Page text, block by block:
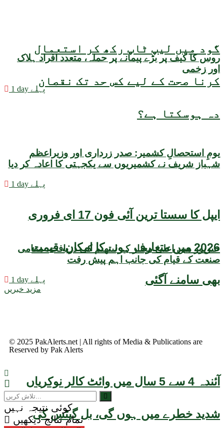
گود میں لیپ ٹاپ رکھ کر استعمال
کرنا صحت کے لیے کس حد تک نقصان
دہ ہوسکتا ہے؟
ایپل کا سستا ترین آئی فون 17 ای فروری
2026 میں متعارف ہونے کا امکان، قیمت
بھی سامنے آگئی
آئندہ 4 سے 5 سال میں وائٹ کالر نوکریاں
شدید خطرے میں ہوں گی، بل گیٹس کی
روس کا کیف پر بڑے پیمانے پر حملہ، متعدد افراد ہلاک
اور زخمی
1 day پہلے
یومِ استحصالِ کشمیر: صدر زرداری اور وزیراعظم
شہباز شریف نے کشمیریوں سے یکجہتی کا اعادہ کر دیا
1 day پہلے
خیرپور میں اعلیٰ معیار کے لیتھیم کی دریافت، مقامی
صنعت کے قیام کی جانب اہم پیش رفت
1 day پہلے
مزید خبریں
© 2025 PakAlerts.net | All rights of Media & Publications are
Reserved by Pak Alerts
کوئی نتیجہ نہیں
تمام نتائج دیکھیں